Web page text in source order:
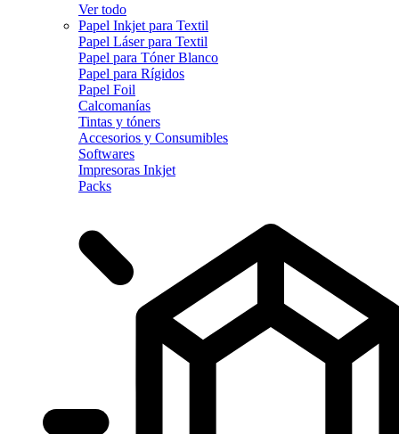
Ver todo
Papel Inkjet para Textil
Papel Láser para Textil
Papel para Tóner Blanco
Papel para Rígidos
Papel Foil
Calcomanías
Tintas y tóners
Accesorios y Consumibles
Softwares
Impresoras Inkjet
Packs